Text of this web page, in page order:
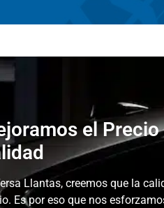
el
Llantas, creemos que la
Es por eso que nos